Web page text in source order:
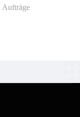
Aufträge